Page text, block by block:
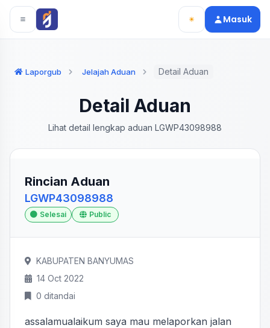
Langsung ke konten utama
Langsung ke navigasi
Masuk
Laporgub Jelajah Aduan Detail Aduan
Detail Aduan
Lihat detail lengkap aduan LGWP43098988
Rincian Aduan
LGWP43098988
Selesai Public
KABUPATEN BANYUMAS
14 Oct 2022
0 ditandai
assalamualaikum saya mau melaporkan jalan